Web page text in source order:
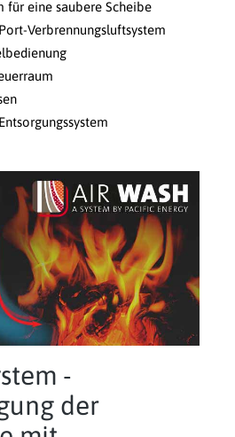
für eine saubere Scheibe
Verbrennungsluftsystem
-
der